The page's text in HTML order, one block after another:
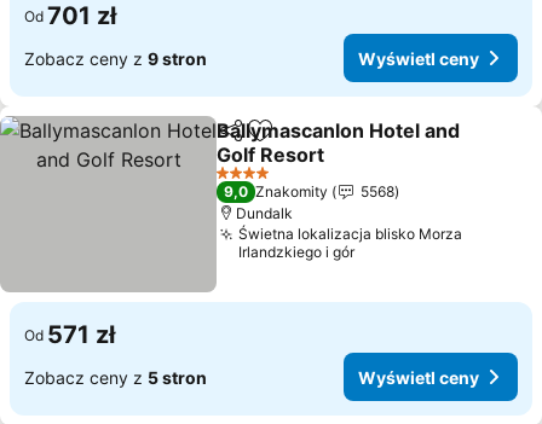
Od 701 zł
Zobacz ceny z 9 stron Wyświetl ceny
Udostępnij
Dodaj do ulubionych
Ballymascanlon Hotel and
Golf Resort
4 Kategoria
9,0 Znakomity
5568
Dundalk
Świetna lokalizacja blisko Morza
Irlandzkiego i gór
Od 571 zł
Zobacz ceny z 5 stron Wyświetl ceny